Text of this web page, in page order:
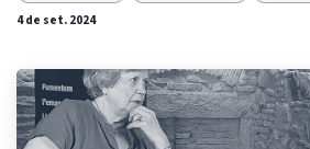
4 de set. 2024